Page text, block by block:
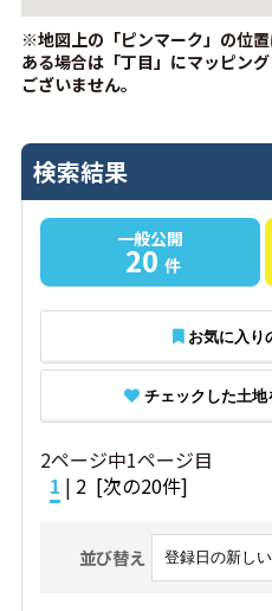
※地図上の「ピンマーク」の位
ある場合は「丁目」にマッピング
ございません。
検索結果
一般公開
20 件
お気に入り
チェックした土
2ページ中1ページ目
1 | 2 [次の20件]
並び替え